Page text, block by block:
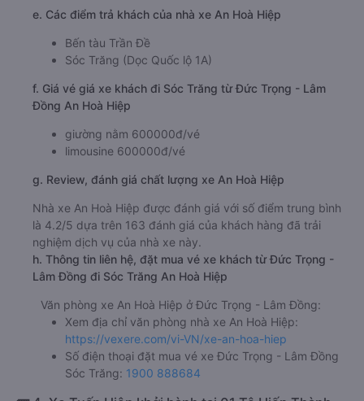
e. Các điểm trả khách của nhà xe An Hoà Hiệp
Bến tàu Trần Đề
Sóc Trăng (Dọc Quốc lộ 1A)
f. Giá vé giá xe khách đi Sóc Trăng từ Đức Trọng - Lâm
Đồng An Hoà Hiệp
giường nằm 600000đ/vé
limousine 600000đ/vé
g. Review, đánh giá chất lượng xe An Hoà Hiệp
Nhà xe An Hoà Hiệp được đánh giá với số điểm trung bình
là 4.2/5 dựa trên 163 đánh giá của khách hàng đã trải
nghiệm dịch vụ của nhà xe này.
h. Thông tin liên hệ, đặt mua vé xe khách từ Đức Trọng -
Lâm Đồng đi Sóc Trăng An Hoà Hiệp
Văn phòng xe An Hoà Hiệp ở Đức Trọng - Lâm Đồng:
Xem địa chỉ văn phòng nhà xe An Hoà Hiệp:
https://vexere.com/vi-VN/xe-an-hoa-hiep
Số điện thoại đặt mua vé xe Đức Trọng - Lâm Đồng
Sóc Trăng: 1900 888684